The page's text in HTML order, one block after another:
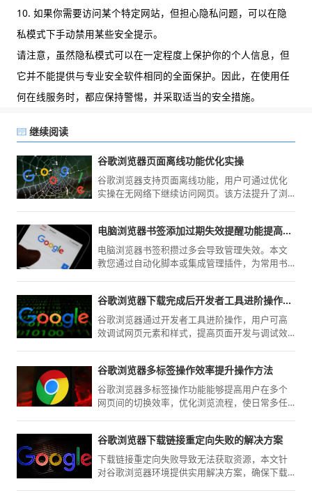
10. 如果你需要访问某个特定网站，但担心隐私问题，可以在隐
私模式下手动禁用某些安全提示。
请注意，虽然隐私模式可以在一定程度上保护你的个人信息，但
它并不能提供与专业安全软件相同的全面保护。因此，在使用任
何在线服务时，都应保持警惕，并采取适当的安全措施。
继续阅读
谷歌浏览器页面离线功能优化实操
谷歌浏览器支持页面离线功能，用户可通过优化
实操在无网络下继续访问网页。该方法提升了浏
电脑浏览器书签添加过期失效提醒功能提高日常管理效率
电脑浏览器书签积攒过多会导致管理失效。本文
教您通过自动化脚本或集成管理插件，为常用书
的响应效率。
谷歌浏览器下载完成后开发者工具进阶操作教程
谷歌浏览器通过开发者工具进阶操作，用户可高
效调试网页元素和样式，提高页面开发与调试效
谷歌浏览器多标签操作效率提升操作方法
谷歌浏览器多标签操作功能能够提高用户在多个
网页间的切换效率，优化浏览流程，使日常多任
谷歌浏览器下载链接重定向失败的解决方案
下载链接重定向失败导致无法获取资源，本文针
对谷歌浏览器环境提供实用解决方案，确保下载